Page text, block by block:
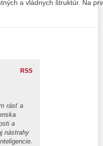
a vládnych štruktúr. Na
RSS
rásť a
a
nástrahy